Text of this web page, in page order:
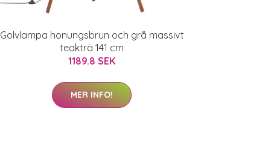
Golvlampa honungsbrun och grå massivt
teakträ 141 cm
1189.8 SEK
MER INFO!